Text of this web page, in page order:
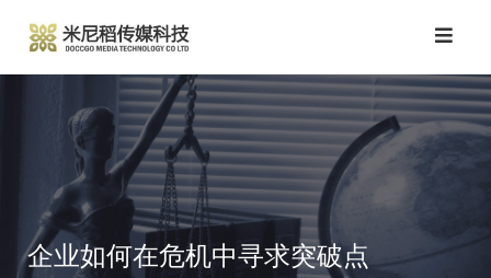
到
企业如何在危机中寻求突破点